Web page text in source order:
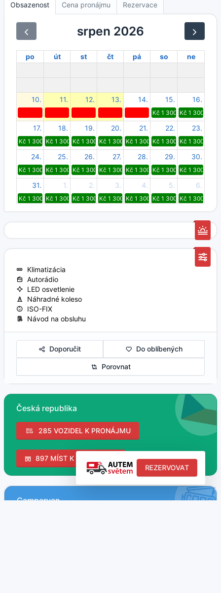
Obsazenost Cena pronájmu Rezervace
srpen 2026
po út st čt pá so ne
10. 11. 12. 13. 14. 15.
Kč 1 300
16.
Kč 1 300
17.
Kč 1 300
18.
Kč 1 300
19.
Kč 1 300
20.
Kč 1 300
21.
Kč 1 300
22.
Kč 1 300
23.
Kč 1 300
24.
Kč 1 300
25.
Kč 1 300
26.
Kč 1 300
27.
Kč 1 300
28.
Kč 1 300
29.
Kč 1 300
30.
Kč 1 300
31.
Kč 1 300
1.
Kč 1 300
2.
Kč 1 300
3.
Kč 1 300
4.
Kč 1 300
5.
Kč 1 300
6.
Kč 1 300
Klimatizácia
Autorádio
LED osvetlenie
Náhradné koleso
ISO-FIX
Návod na obsluhu
Doporučit Do oblíbených
Porovnat
Česká republika
285 VOZIDEL K PRONÁJMU
897 MÍST K NAVŠTÍVENÍ
Campervan
REZERVOVAT